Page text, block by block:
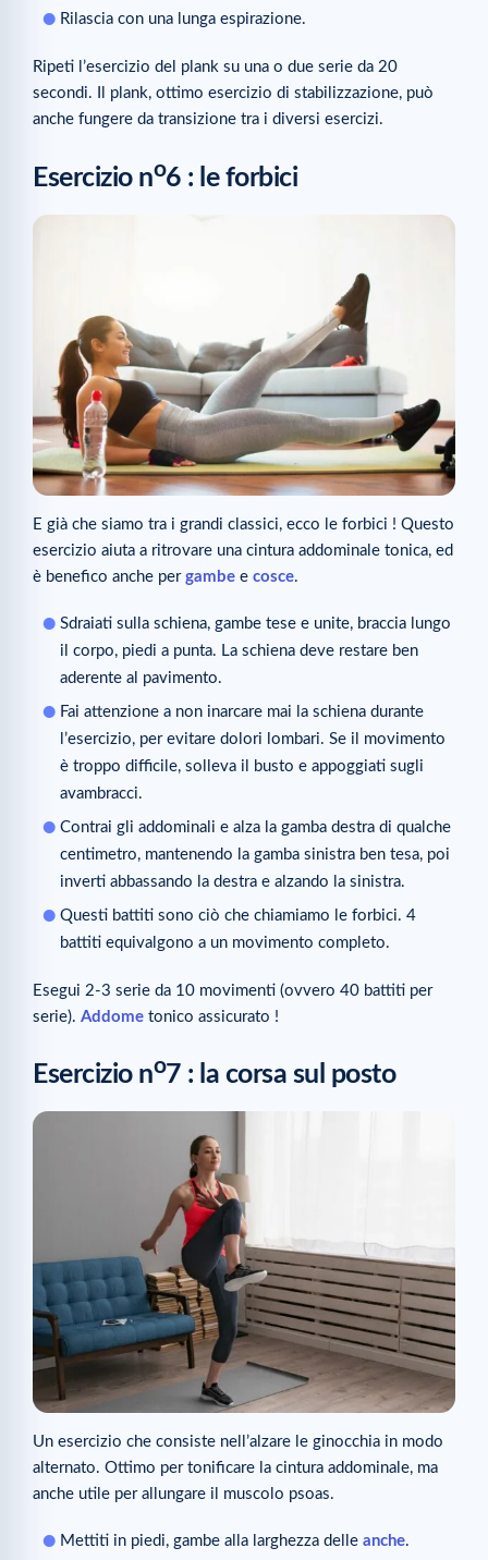
Rilascia con una lunga espirazione.
Ripeti l’esercizio del plank su una o due serie da 20
secondi. Il plank, ottimo esercizio di stabilizzazione, può
anche fungere da transizione tra i diversi esercizi.
Esercizio no6 : le forbici
E già che siamo tra i grandi classici, ecco le forbici ! Questo
esercizio aiuta a ritrovare una cintura addominale tonica, ed
è benefico anche per gambe e cosce.
Sdraiati sulla schiena, gambe tese e unite, braccia lungo
il corpo, piedi a punta. La schiena deve restare ben
aderente al pavimento.
Fai attenzione a non inarcare mai la schiena durante
l’esercizio, per evitare dolori lombari. Se il movimento
è troppo difficile, solleva il busto e appoggiati sugli
avambracci.
Contrai gli addominali e alza la gamba destra di qualche
centimetro, mantenendo la gamba sinistra ben tesa, poi
inverti abbassando la destra e alzando la sinistra.
Questi battiti sono ciò che chiamiamo le forbici. 4
battiti equivalgono a un movimento completo.
Esegui 2-3 serie da 10 movimenti (ovvero 40 battiti per
serie). Addome tonico assicurato !
Esercizio no7 : la corsa sul posto
Un esercizio che consiste nell’alzare le ginocchia in modo
alternato. Ottimo per tonificare la cintura addominale, ma
anche utile per allungare il muscolo psoas.
Mettiti in piedi, gambe alla larghezza delle anche.